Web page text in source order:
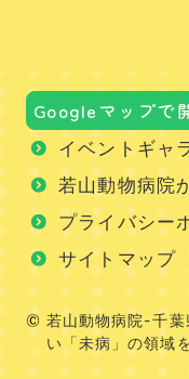
Googleマップで
イベントギャ
若山動物病院
プライバシー
サイトマップ
若山動物病院-千葉
い「未病」の領域